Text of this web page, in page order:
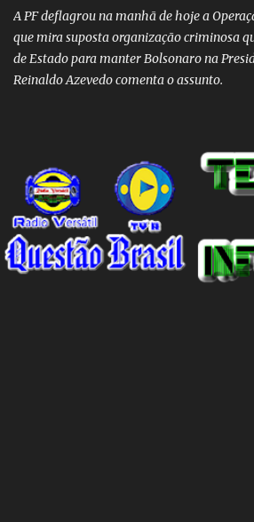
A PF deflagrou na manhã de hoje a
que mira suposta organização criminosa
de Estado para manter Bolsonaro na
Reinaldo Azevedo comenta o assunto.